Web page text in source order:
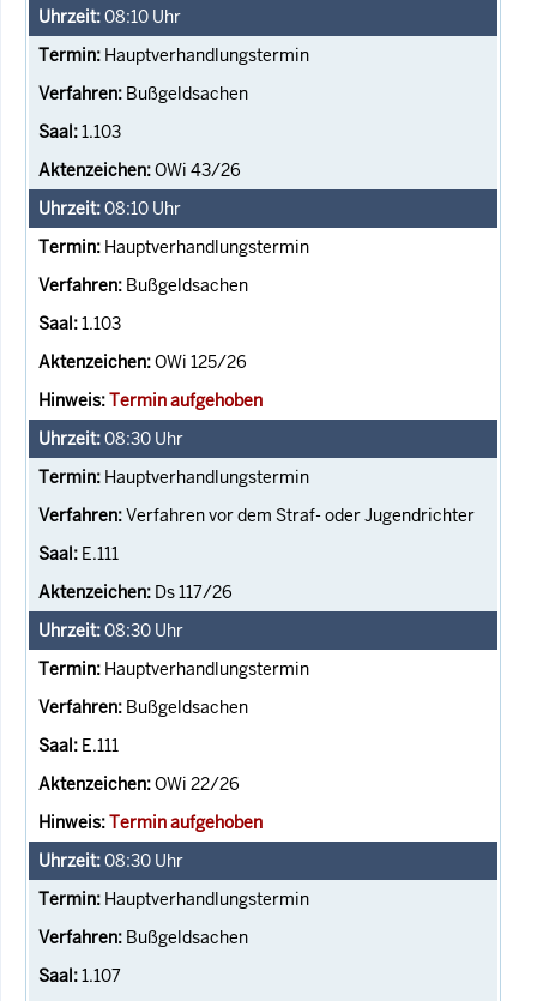
08:10 Uhr
Hauptverhandlungstermin
Bußgeldsachen
1.103
OWi 43/26
08:10 Uhr
Hauptverhandlungstermin
Bußgeldsachen
1.103
OWi 125/26
Termin aufgehoben
08:30 Uhr
Hauptverhandlungstermin
Verfahren vor dem Straf- oder Jugendrichter
E.111
Ds 117/26
08:30 Uhr
Hauptverhandlungstermin
Bußgeldsachen
E.111
OWi 22/26
Termin aufgehoben
08:30 Uhr
Hauptverhandlungstermin
Bußgeldsachen
1.107